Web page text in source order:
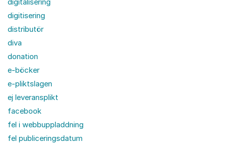
digitalisering
digitisering
distributör
diva
donation
e-böcker
e-pliktslagen
ej leveransplikt
facebook
fel i webbuppladdning
fel publiceringsdatum